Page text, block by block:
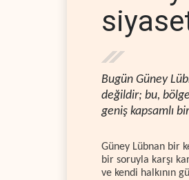
Bugün Güney
değildir; bu,
geniş kapsamlı
Güney Lübnan bir
bir soruyla karşı
ve kendi halkının